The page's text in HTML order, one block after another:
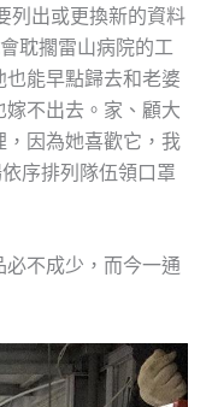
列出或更換新的資料
耽擱雷山病院的工
能早點歸去和老婆
不出去。家、顧大
因為她喜歡它，我
序排列隊伍領口罩
必不成少，而今一通